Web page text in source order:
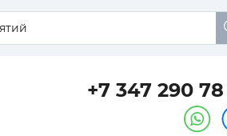
+7 347 290 78